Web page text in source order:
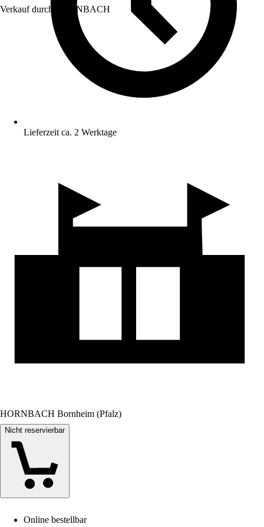
Verkauf durch: HORNBACH
Lieferzeit ca. 2 Werktage
HORNBACH Bornheim (Pfalz)
Nicht reservierbar
Online bestellbar